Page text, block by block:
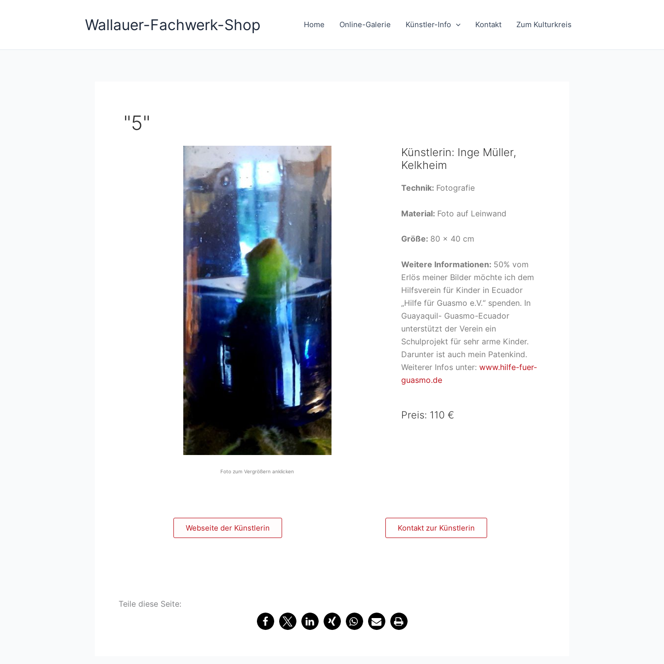
Wallauer-Fachwerk-Shop Home Online-Galerie Künstler-Info Kontakt Zum Kulturkreis
"5"
Foto zum Vergrößern anklicken
Künstlerin: Inge Müller,
Kelkheim
Technik: Fotografie
Material: Foto auf Leinwand
Größe: 80 x 40 cm
Weitere Informationen: 50% vom
Erlös meiner Bilder möchte ich dem
Hilfsverein für Kinder in Ecuador
„Hilfe für Guasmo e.V.“ spenden. In
Guayaquil- Guasmo-Ecuador
unterstützt der Verein ein
Schulprojekt für sehr arme Kinder.
Darunter ist auch mein Patenkind.
Weiterer Infos unter: www.hilfe-fuer-
guasmo.de
Preis: 110 €
Webseite der Künstlerin Kontakt zur Künstlerin
Teile diese Seite: